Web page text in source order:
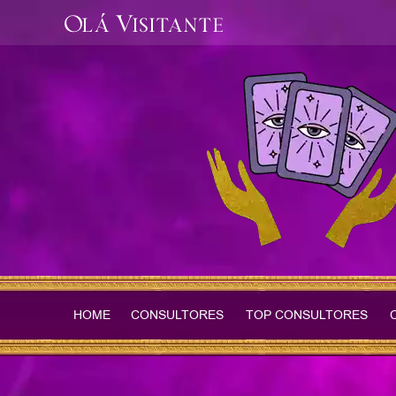
Olá Visitante
HOME CONSULTORES TOP CONSULTORES